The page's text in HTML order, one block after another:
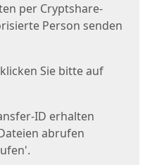
per Cryptshare-
Person senden
Sie bitte auf
ID erhalten
abrufen